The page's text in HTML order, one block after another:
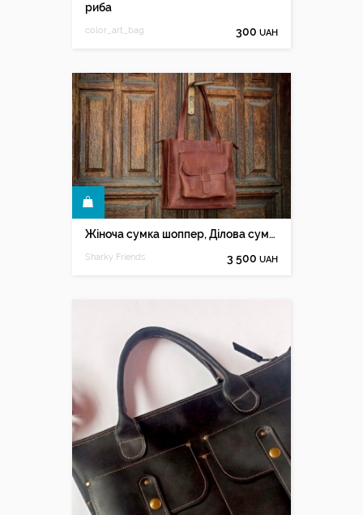
риба
color_art_bag 300 UAH
Жіноча сумка шоппер, Ділова сумка
Sharky Friends 3 500 UAH